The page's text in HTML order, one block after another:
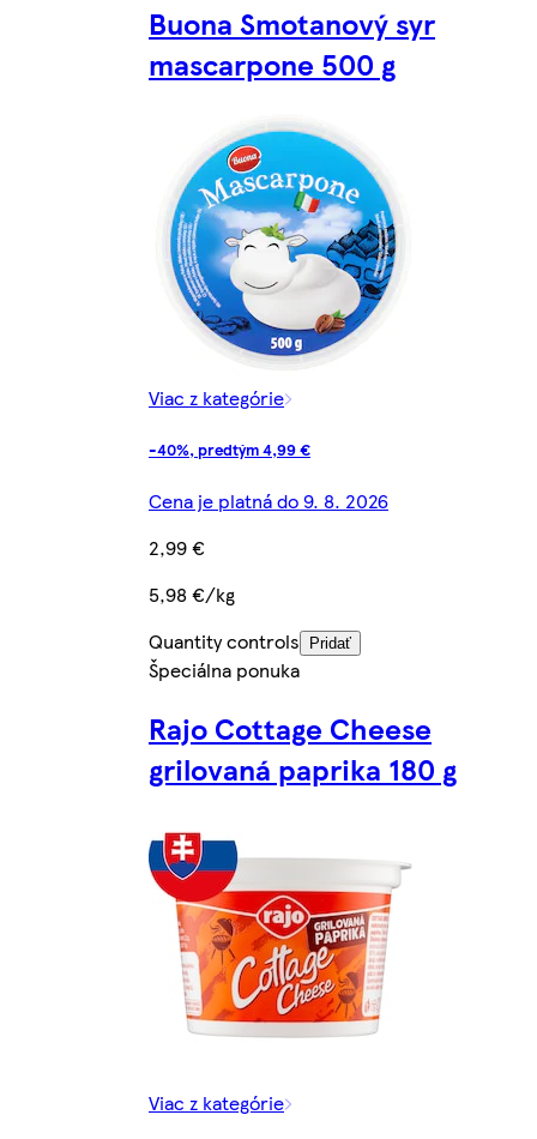
Buona Smotanový syr
mascarpone 500 g
Viac z kategórie
-40%, predtým 4,99 €
Cena je platná do 9. 8. 2026
2,99 €
5,98 €/kg
Quantity controls
Pridať
Špeciálna ponuka
Rajo Cottage Cheese
grilovaná paprika 180 g
Viac z kategórie